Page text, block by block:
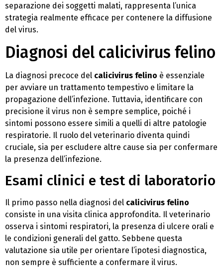
separazione dei soggetti malati, rappresenta l’unica
strategia realmente efficace per contenere la diffusione
del virus.
Diagnosi del calicivirus felino
La diagnosi precoce del calicivirus felino è essenziale
per avviare un trattamento tempestivo e limitare la
propagazione dell’infezione. Tuttavia, identificare con
precisione il virus non è sempre semplice, poiché i
sintomi possono essere simili a quelli di altre patologie
respiratorie. Il ruolo del veterinario diventa quindi
cruciale, sia per escludere altre cause sia per confermare
la presenza dell’infezione.
Esami clinici e test di laboratorio
Il primo passo nella diagnosi del calicivirus felino
consiste in una visita clinica approfondita. Il veterinario
osserva i sintomi respiratori, la presenza di ulcere orali e
le condizioni generali del gatto. Sebbene questa
valutazione sia utile per orientare l’ipotesi diagnostica,
non sempre è sufficiente a confermare il virus.